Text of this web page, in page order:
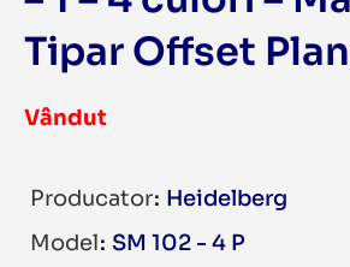
Tipar Offset
Vândut
Producator Heidelberg
Model SM 102 - 4 P